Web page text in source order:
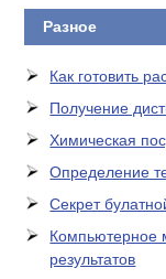
Разное
Как готовить
Получение
Химическая
Определение
Секрет
Компьютерное
результатов